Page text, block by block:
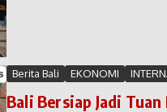
Berita Bali EKONOMI
Bali Bersiap Jadi